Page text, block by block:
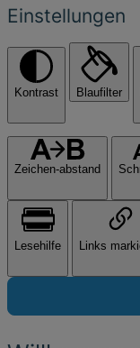
Einstellungen
Kontrast Blaufilter
Zeichen-abstand
Lesehilfe Links